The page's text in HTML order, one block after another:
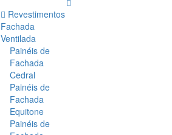
Revestimentos
Fachada
Ventilada
Painéis de
Fachada
Cedral
Painéis de
Fachada
Equitone
Painéis de